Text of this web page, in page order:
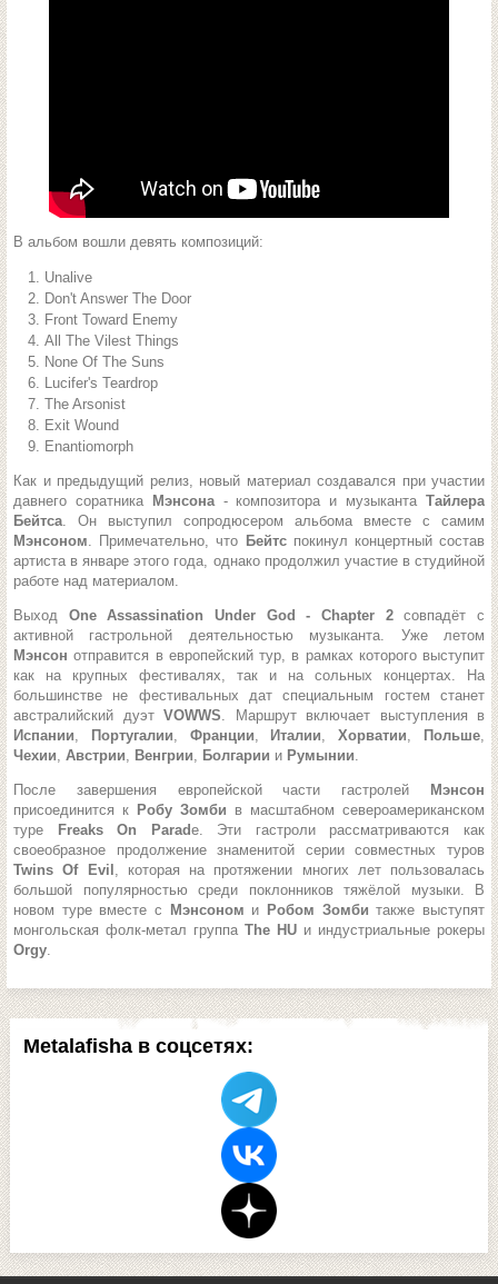
Metalafisha в соцсетях:
В альбом вошли девять композиций:
Unalive
Don't Answer The Door
Front Toward Enemy
All The Vilest Things
None Of The Suns
Lucifer's Teardrop
The Arsonist
Exit Wound
Enantiomorph
Как и предыдущий релиз, новый материал создавался при участии
давнего соратника
Мэнсона - композитора и музыкантаТайлера
Бейтса. Он выступил сопродюсером альбома вместе с самим
Мэнсоном. Примечательно, что Бейтс покинул концертный состав
артиста в январе этого года, однако продолжил участие в студийной
работе над материалом.
Выход One Assassination Under God - Chapter 2совпадёт с
активной гастрольной деятельностью музыканта. Уже летом
Мэнсонотправится в европейский тур, в рамках которого выступит
как на крупных фестивалях, так и на сольных концертах. На
большинстве не фестивальных дат специальным гостем станет
австралийский дуэт VOWWS. Маршрут включает выступления в
Испании, Португалии, Франции, Италии,Хорватии, Польше,
Чехии, Австрии, Венгрии, Болгарии и Румынии.
После завершения европейской части гастролей
Мэнсон
присоединится к Робу Зомби в масштабном североамериканском
туре
Freaks On Parade. Эти гастроли рассматриваются как
своеобразное продолжение знаменитой серии совместных туров
Twins Of Evil , которая на протяжении многих лет пользовалась
большой популярностью среди поклонников тяжёлой музыки. В
новом туре вместе с
Мэнсоном и Робом Зомби также выступят
монгольская фолк-метал группа The HU и индустриальные рокеры
Orgy.